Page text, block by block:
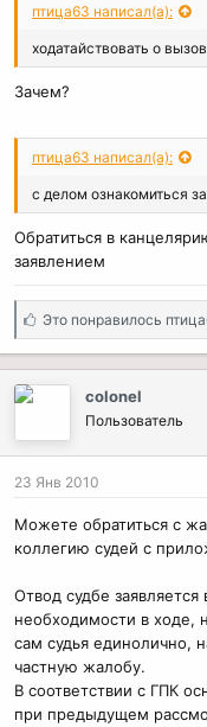
птица63 написал(а):
ходатайствовать о
Зачем?
птица63 написал(а):
с делом ознакомиться
Обратиться в
заявлением
С
и
п
и
и
Это понравилось
colonel
Пользователь
23 Янв 2010
Можете обратиться с
коллегию судей с
Отвод судбе
необходимости в ходе,
сам судья единолично,
частную жалобу.
В соответствии с ГПК
при предыдущем